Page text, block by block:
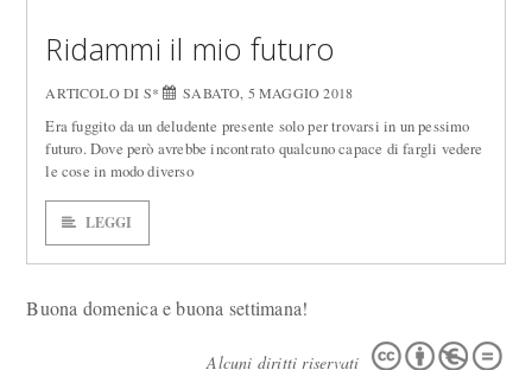
Ridammi il mio futuro
ARTICOLO DI S* SABATO, 5 MAGGIO 2018
Era fuggito da un deludente presente solo per trovarsi in un pessimo
futuro. Dove però avrebbe incontrato qualcuno capace di fargli vedere
le cose in modo diverso
LEGGI
Buona domenica e buona settimana!
Alcuni diritti riservati